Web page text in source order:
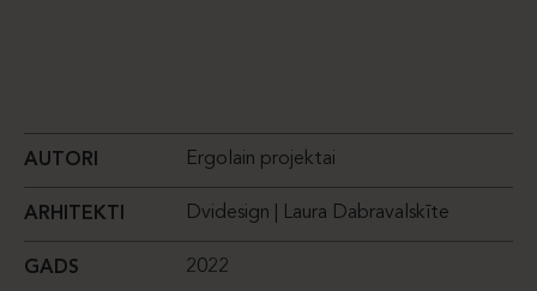
AUTORI Ergolain projektai
ARHITEKTI Dvidesign | Laura Dabravalskīte
GADS 2022